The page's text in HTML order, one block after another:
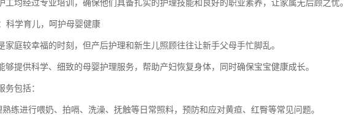
工均经过专业培训，确保他们具备扎实的护理技能和良好的职业素养，让家属无后顾之忧。
科学育儿，呵护母婴健康
家庭较幸福的时刻，但产后护理和新生儿照顾往往让新手父母手忙脚乱。
够提供科学、细致的母婴护理服务，帮助产妇恢复身体，同时确保宝宝健康成长。
务包括：
练进行喂奶、拍嗝、洗澡、抚触等日常照料，预防和应对黄疸、红臀等常见问题。